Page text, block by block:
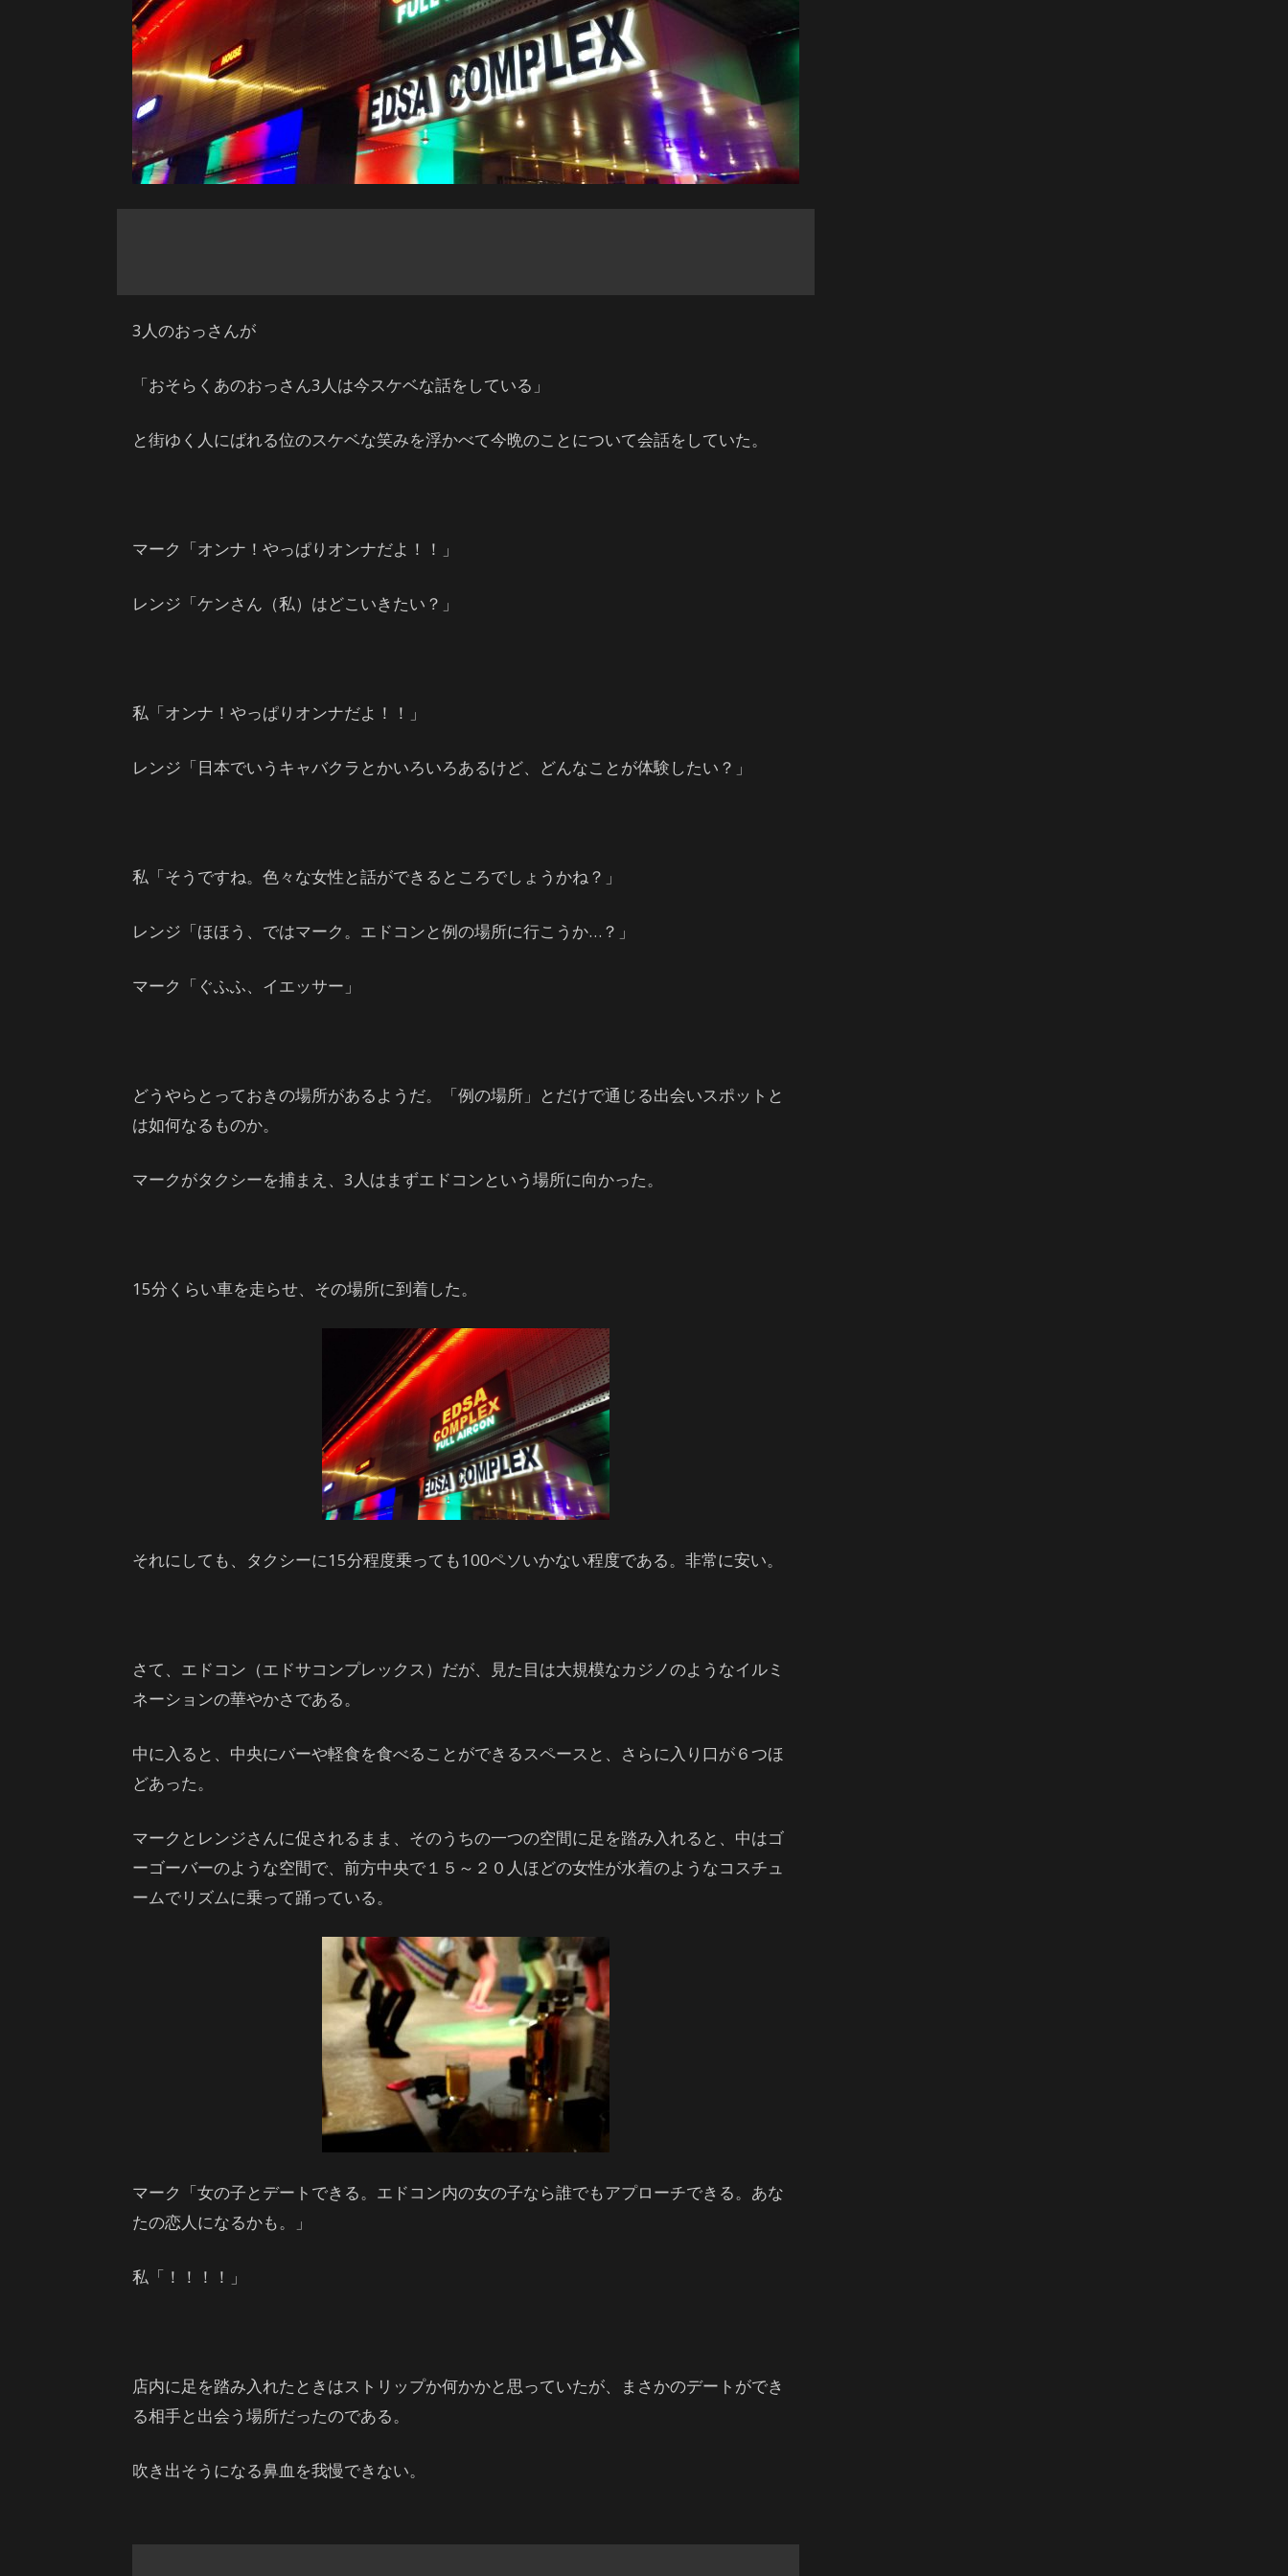
3人のおっさんが
「おそらくあのおっさん3人は今スケベな話をしている」
と街ゆく人にばれる位のスケベな笑みを浮かべて今晩のことについて会話をしていた。
マーク「オンナ！やっぱりオンナだよ！！」
レンジ「ケンさん（私）はどこいきたい？」
私「オンナ！やっぱりオンナだよ！！」
レンジ「日本でいうキャバクラとかいろいろあるけど、どんなことが体験したい？」
私「そうですね。色々な女性と話ができるところでしょうかね？」
レンジ「ほほう、ではマーク。エドコンと例の場所に行こうか…？」
マーク「ぐふふ、イエッサー」
どうやらとっておきの場所があるようだ。「例の場所」とだけで通じる出会いスポットと
は如何なるものか。
マークがタクシーを捕まえ、3人はまずエドコンという場所に向かった。
15分くらい車を走らせ、その場所に到着した。
それにしても、タクシーに15分程度乗っても100ペソいかない程度である。非常に安い。
さて、エドコン（エドサコンプレックス）だが、見た目は大規模なカジノのようなイルミ
ネーションの華やかさである。
中に入ると、中央にバーや軽食を食べることができるスペースと、さらに入り口が６つほ
どあった。
マークとレンジさんに促されるまま、そのうちの一つの空間に足を踏み入れると、中はゴ
ーゴーバーのような空間で、前方中央で１５～２０人ほどの女性が水着のようなコスチュ
ームでリズムに乗って踊っている。
マーク「女の子とデートできる。エドコン内の女の子なら誰でもアプローチできる。あな
たの恋人になるかも。」
私「！！！！」
店内に足を踏み入れたときはストリップか何かかと思っていたが、まさかのデートができ
る相手と出会う場所だったのである。
吹き出そうになる鼻血を我慢できない。